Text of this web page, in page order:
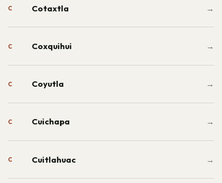
C Cotaxtla →
C Coxquihui →
C Coyutla →
C Cuichapa →
C Cuitlahuac →